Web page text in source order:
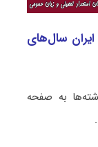
سال‌های
به صفحه